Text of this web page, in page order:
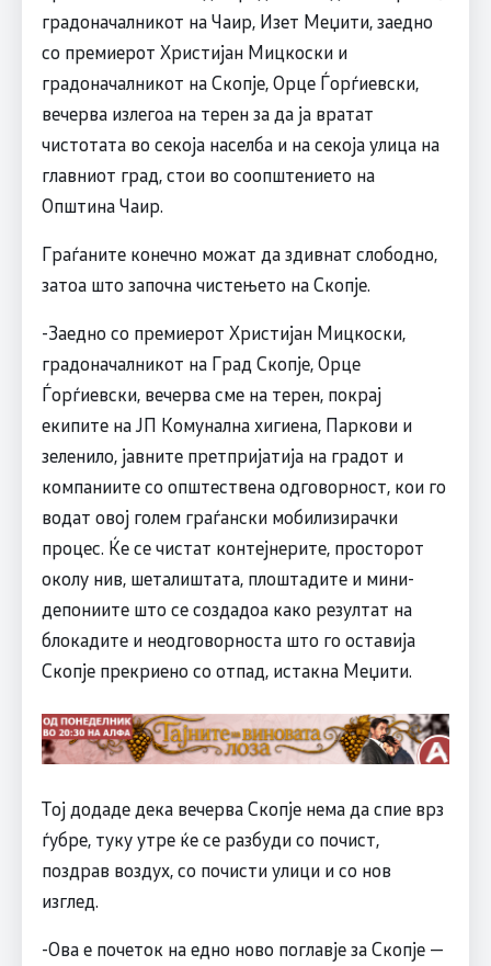
градоначалникот на Чаир, Изет Меџити, заедно
со премиерот Христијан Мицкоски и
градоначалникот на Скопје, Орце Ѓорѓиевски,
вечерва излегоа на терен за да ја вратат
чистотата во секоја населба и на секоја улица на
главниот град, стои во соопштението на
Општина Чаир.
Граѓаните конечно можат да здивнат слободно,
затоа што започна чистењето на Скопје.
-Заедно со премиерот Христијан Мицкоски,
градоначалникот на Град Скопје, Орце
Ѓорѓиевски, вечерва сме на терен, покрај
екипите на ЈП Комунална хигиена, Паркови и
зеленило, јавните претпријатија на градот и
компаниите со општествена одговорност, кои го
водат овој голем граѓански мобилизирачки
процес. Ќе се чистат контејнерите, просторот
околу нив, шеталиштата, плоштадите и мини-
депониите што се создадоа како резултат на
блокадите и неодговорноста што го оставија
Скопје прекриено со отпад, истакна Меџити.
Тој додаде дека вечерва Скопје нема да спие врз
ѓубре, туку утре ќе се разбуди со почист,
поздрав воздух, со почисти улици и со нов
изглед.
-Ова е почеток на едно ново поглавје за Скопје —